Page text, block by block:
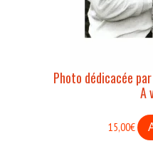
Photo dédicacée
A
15,00€